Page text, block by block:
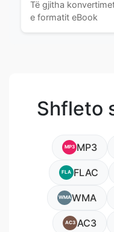
Të gjitha
e formatit eBook
Shfleto
MP3 MP3
FLA FLAC
WMAWMA
AC3 AC3